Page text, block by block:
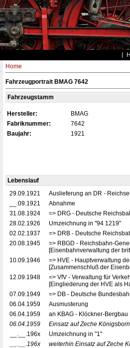
Home
Fahrzeugportrait BMAG 7642
Fahrzeugstamm
Hersteller:
BMAG
Fabriknummer:
7642
Baujahr:
1921
Lebenslauf
29.09.1921
Auslieferung an DR -
__.09.1921
Abnahme
31.08.1924
=> DRG - Deutsche
28.02.1926
Umzeichnung in "94 1219"
02.02.1937
=> DRB - Deutsche
20.08.1945
=> RBGD - Reichsbahn-
[Eisenbahnverwaltung der
10.09.1946
=> HVE - Hauptverwaltung
[Zusammenschluß der
12.09.1948
=> VfV - Verwaltung für
[Eingliederung der HVE als
07.09.1949
=> DB - Deutsche
06.04.1959
Ausmusterung
06.04.1959
an KBAG - Klöckner-
06.04.1959
Einsatz auf Zeche
__.__.196x
Umzeichnung in "1"
__.__.196x
weiterhin Einsatz auf Zeche